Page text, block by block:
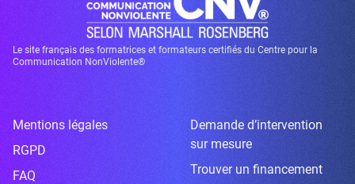
Le site français des formatrices et formateurs certifiés du Centre pour la
Communication NonViolente®
Mentions légales
RGPD
FAQ
Demande d’intervention
sur mesure
Trouver un financement